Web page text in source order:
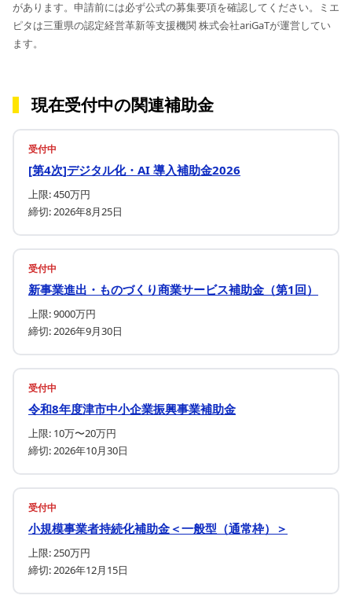
があります。申請前には必ず公式の募集要項を確認してください。ミエ
ピタは三重県の認定経営革新等支援機関 株式会社ariGaTが運営してい
ます。
現在受付中の関連補助金
受付中
[第4次]デジタル化・AI 導入補助金2026
上限: 450万円
締切: 2026年8月25日
受付中
新事業進出・ものづくり商業サービス補助金（第1回）
上限: 9000万円
締切: 2026年9月30日
受付中
令和8年度津市中小企業振興事業補助金
上限: 10万〜20万円
締切: 2026年10月30日
受付中
小規模事業者持続化補助金＜一般型（通常枠）＞
上限: 250万円
締切: 2026年12月15日